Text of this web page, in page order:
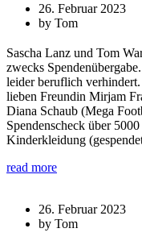
26. Februar 2023
by Tom
Sascha Lanz und Tom
zwecks
leider beruflich
lieben Freundin Mirjam
Diana Schaub (Mega
Spendenscheck über
Kinderkleidung
read more
26. Februar 2023
by Tom